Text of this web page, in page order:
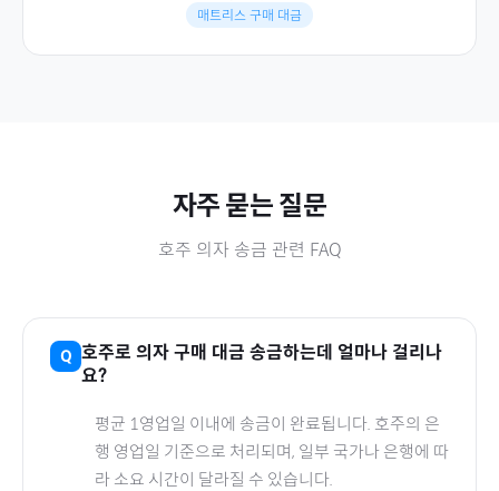
매트리스 구매 대금
자주 묻는 질문
호주 의자 송금 관련 FAQ
호주로 의자구매 대금 송금하는데 얼마나 걸리나
요?
평균 1영업일 이내에 송금이 완료됩니다. 호주의 은
행 영업일 기준으로 처리되며, 일부 국가나 은행에 따
라 소요 시간이 달라질 수 있습니다.